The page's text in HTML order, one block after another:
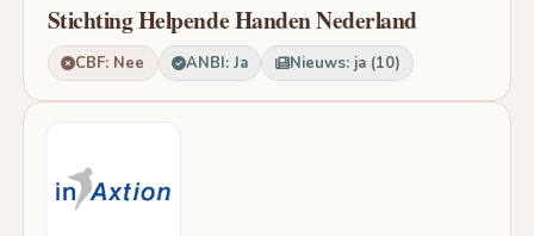
Stichting Helpende Handen Nederland
CBF: Nee ANBI: Ja Nieuws: ja (10)